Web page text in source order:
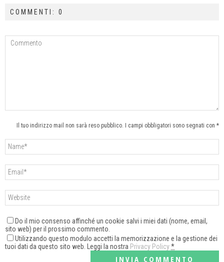
COMMENTI: 0
Il tuo indirizzo mail non sarà reso pubblico. I campi obbligatori sono segnati con *
Do il mio consenso affinché un cookie salvi i miei dati (nome, email,
sito web) per il prossimo commento.
Utilizzando questo modulo accetti la memorizzazione e la gestione dei
tuoi dati da questo sito web. Leggi la nostra Privacy Policy*